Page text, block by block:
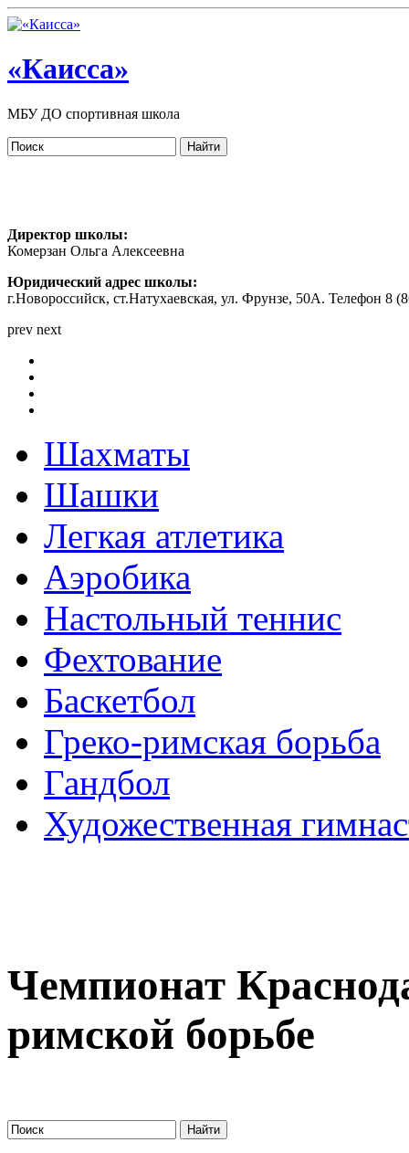
«Каисса»
МБУ ДО спортивная школа
Директор школы:
Комерзан Ольга Алексеевна
Юридический адрес школы:
г.Новороссийск, ст.Натухаевская, ул. Фрунзе, 50А. Телефон 8
prev next
Шахматы
Шашки
Легкая атлетика
Аэробика
Настольный теннис
Фехтование
Баскетбол
Греко-римская борьба
Гандбол
Художественная
Чемпионат
римской борьбе